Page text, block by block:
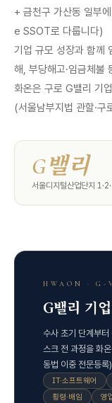
+ 금천구 가산동 일부
e SSOT로 다룹니다)
기업 규모 성장과 함께
해, 부당해고·임금체불
화온은 구로 G밸리 기
(서울남부지법 관할·
G밸리
서울디지털산업단지
HWAON · G-
G밸리 기
수사 초기 단계부터
스크 전 과정을 화
동법 이중 전문등록
IT·소프트웨어
횡령·배임
영